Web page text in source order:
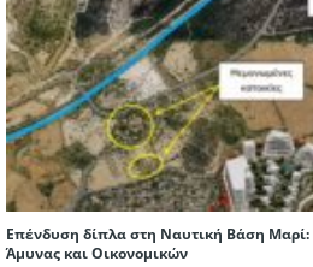
Επένδυση δίπλα στη Ναυτική Βάση Μαρί:
Άμυνας και Οικονομικών